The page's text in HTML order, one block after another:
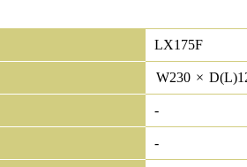
LX175F
W230 × D(L)
-
-